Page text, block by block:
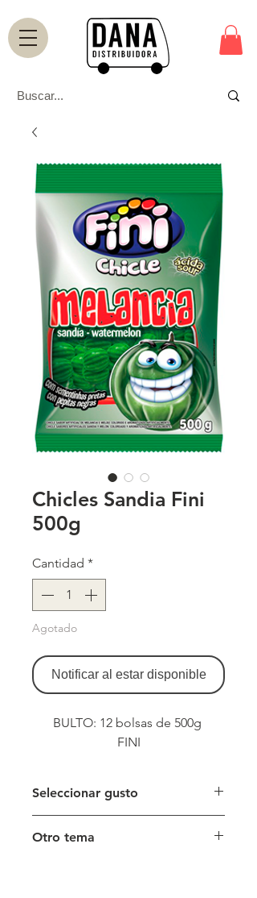
Chicles Sandia Fini
500g
Cantidad *
Agotado
Notificar al estar disponible
BULTO: 12 bolsas de 500g
FINI
Seleccionar gusto
Otro tema